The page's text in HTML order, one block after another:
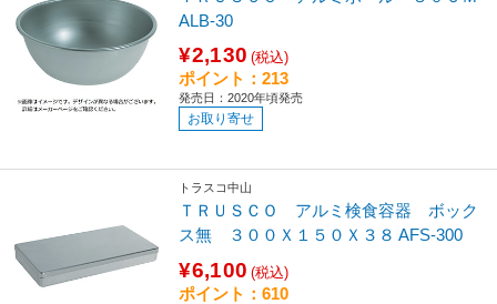
ALB-30
¥2,130 (税込)
ポイント：213
発売日：2020年頃発売
お取り寄せ
トラスコ中山
ＴＲＵＳＣＯ アルミ検食容器 ボック
ス無 ３００Ｘ１５０Ｘ３８ AFS-300
¥6,100 (税込)
ポイント：610